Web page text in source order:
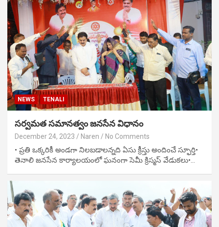
NEWS TENALI
సర్వమత సమానత్వం జనసేన విధానం
December 24, 2023 Naren No Comments
• ప్రతి ఒక్కరికీ అండగా నిలబడాలన్నది ఏసు క్రీస్తు అందించే స్ఫూర్తి•
తెనాలి జనసేన కార్యాలయంలో ఘనంగా సెమీ క్రిస్మస్ వేడుకలు•…